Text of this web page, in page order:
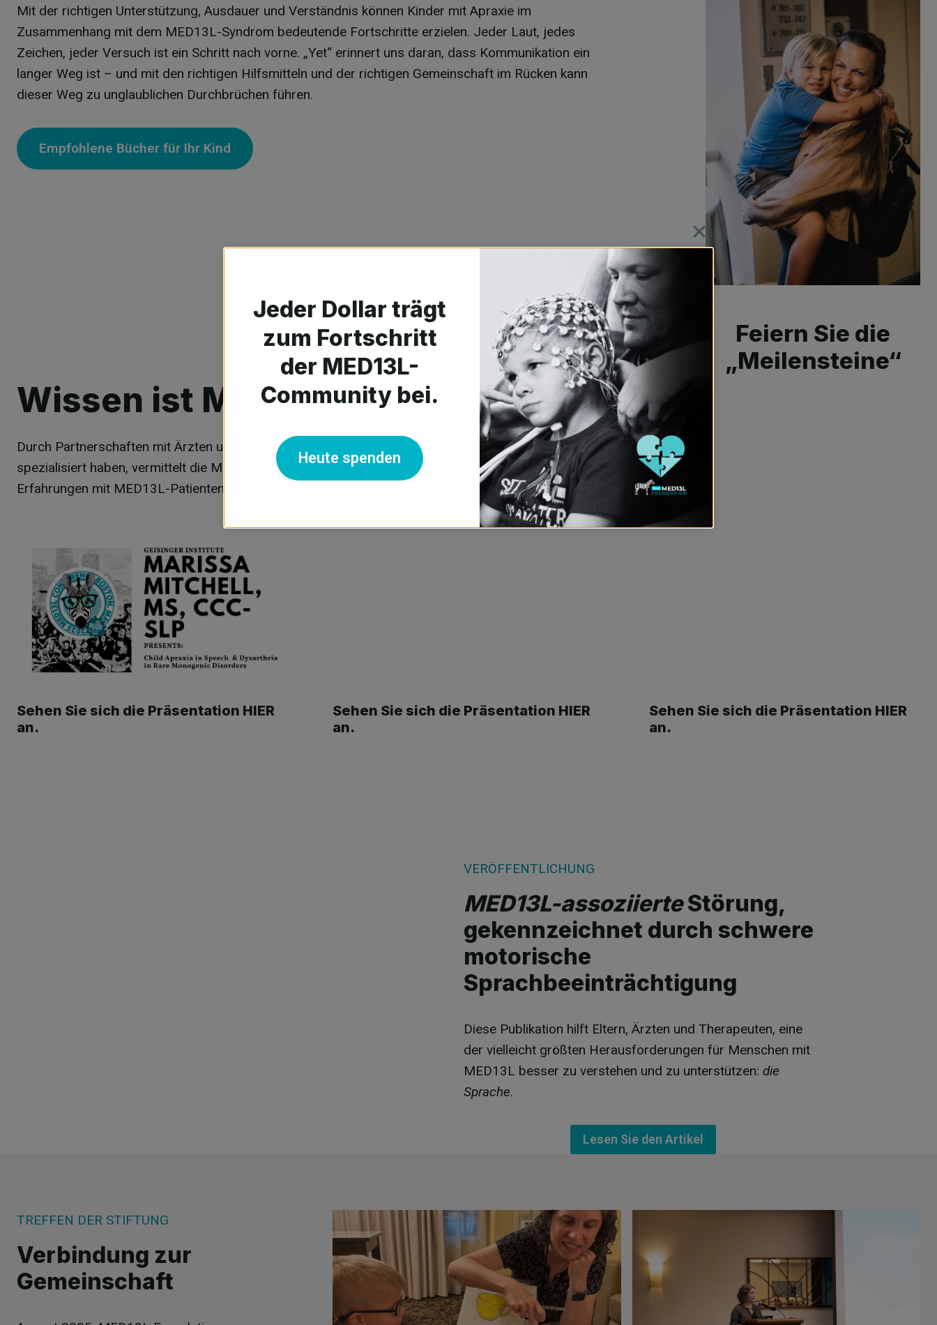
Mit der richtigen Unterstützung, Ausdauer und Verständnis können Kinder mit Apraxie im
Zusammenhang mit dem MED13L-Syndrom bedeutende Fortschritte erzielen. Jeder Laut, jedes
Zeichen, jeder Versuch ist ein Schritt nach vorne. „Yet“ erinnert uns daran, dass Kommunikation ein
langer Weg ist – und mit den richtigen Hilfsmitteln und der richtigen Gemeinschaft im Rücken kann
dieser Weg zu unglaublichen Durchbrüchen führen.
Empfohlene Bücher für Ihr Kind
Feiern Sie die
„Meilensteine“
Wissen ist Macht
Durch Partnerschaften mit Ärzten und Forschern, die sich auf Sprache und Sprechen
spezialisiert haben, vermittelt die MED13L-Stiftung Fachwissen, das auf praktischen
Erfahrungen mit MED13L-Patienten basiert.
Sehen Sie sich die Präsentation HIER
an.
Sehen Sie sich die Präsentation HIER
an.
Sehen Sie sich die Präsentation HIER
an.
VERÖFFENTLICHUNG
MED13L-assoziierteStörung,
gekennzeichnet durch schwere
motorische
Sprachbeeinträchtigung
Diese Publikation hilft Eltern, Ärzten und Therapeuten, eine
der vielleicht größten Herausforderungen für Menschen mit
MED13L besser zu verstehen und zu unterstützen: die
Sprache.
Lesen Sie den Artikel
TREFFEN DER STIFTUNG
Verbindung zur
Gemeinschaft
Jeder Dollar trägt
zum Fortschritt
der MED13L-
Community bei.
Heute spenden